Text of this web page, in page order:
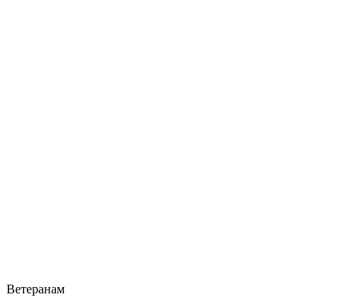
Ветеранам